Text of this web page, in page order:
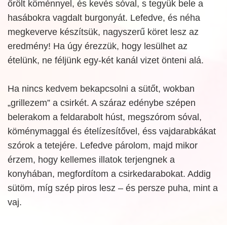
őrölt köménnyel, és kevés sóval, s tegyük bele a
hasábokra vagdalt burgonyát. Lefedve, és néha
megkeverve készítsük, nagyszerű köret lesz az
eredmény! Ha úgy érezzük, hogy lesülhet az
ételünk, ne féljünk egy-két kanál vizet önteni alá.
Ha nincs kedvem bekapcsolni a sütőt, wokban
„grillezem” a csirkét. A száraz edénybe szépen
belerakom a feldarabolt húst, megszórom sóval,
köménymaggal és ételízesítővel, éss vajdarabkákat
szórok a tetejére. Lefedve párolom, majd mikor
érzem, hogy kellemes illatok terjengnek a
konyhában, megfordítom a csirkedarabokat. Addig
sütöm, míg szép piros lesz – és persze puha, mint a
vaj.